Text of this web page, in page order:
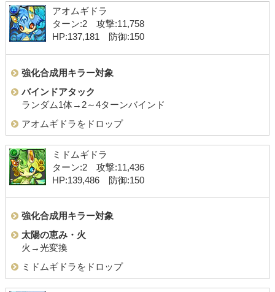
アオムギドラ
ターン:2 攻撃:11,758
HP:137,181 防御:150
強化合成用キラー対象
バインドアタック
ランダム1体→2～4ターンバインド
アオムギドラをドロップ
ミドムギドラ
ターン:2 攻撃:11,436
HP:139,486 防御:150
強化合成用キラー対象
太陽の恵み・火
火→光変換
ミドムギドラをドロップ